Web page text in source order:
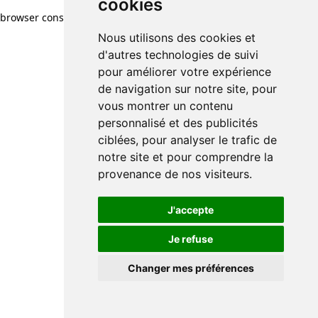
cookies
Nous utilisons des cookies et
d'autres technologies de suivi
pour améliorer votre expérience
de navigation sur notre site, pour
vous montrer un contenu
personnalisé et des publicités
ciblées, pour analyser le trafic de
notre site et pour comprendre la
provenance de nos visiteurs.
J'accepte
Je refuse
Changer mes préférences
browser console for more information)